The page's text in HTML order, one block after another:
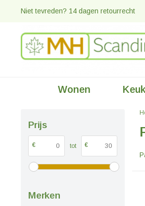
Niet tevreden? 14 dagen retourrecht
Wonen
Prijs
€ tot €
Merken